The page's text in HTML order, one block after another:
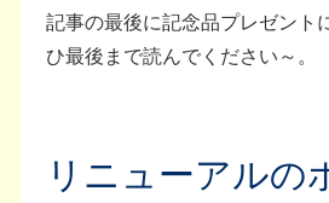
記事の最後に記念品プレゼント
ひ最後まで読んでください～。
リニューアルの